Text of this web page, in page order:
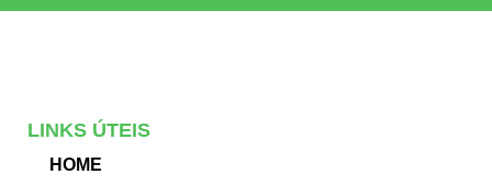
LINKS ÚTEIS
HOME